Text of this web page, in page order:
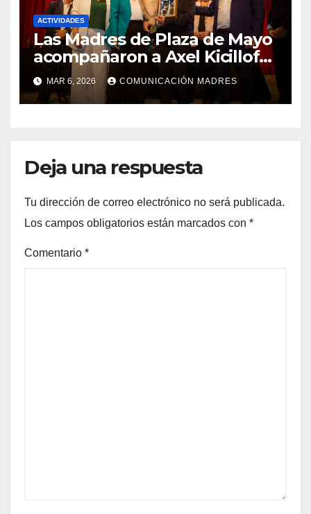
ACTIVIDADES
Las Madres de Plaza de Mayo
acompañaron a Axel Kicillof
en el cierre de las jornadas
por el Día Internacional de la
Mujer Trabajadora
MAR 6, 2026 COMUNICACIÓN MADRES
Deja una respuesta
Tu dirección de correo electrónico no será publicada.
Los campos obligatorios están marcados con *
Comentario *